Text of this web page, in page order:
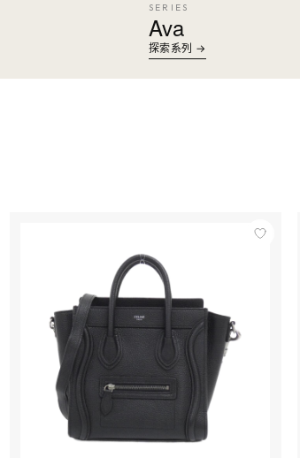
SERIES
Ava
探索系列 →